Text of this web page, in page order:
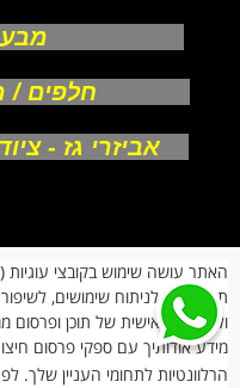
מבערי
חלפים /
אביזרי גז -
תפעוליים, לניתוח שימושים,
ולהתאמה אישית של תוכן ופרסום
מידע אודותיך עם ספקי פרסום
הרלוונטיות לתחומי העניין שלך.